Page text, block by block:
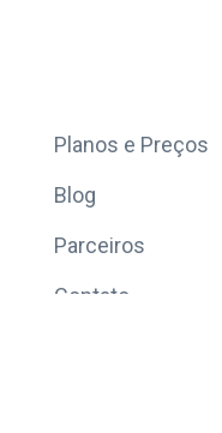
Planos e Preços
Blog
Parceiros
Contato